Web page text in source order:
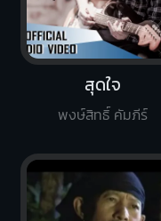
สุดใจ
พงษ์สิทธิ์ คัมภีร์